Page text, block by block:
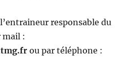
responsable du
mail :
ou par téléphone :